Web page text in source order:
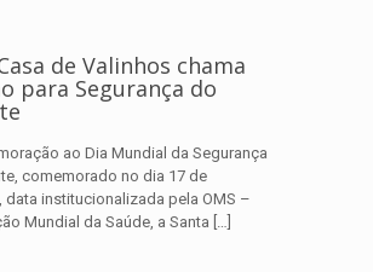
de Valinhos chama
para Segurança do
ao Dia Mundial da Segurança
comemorado no dia 17 de
data institucionalizada pela OMS –
Mundial da Saúde, a Santa […]